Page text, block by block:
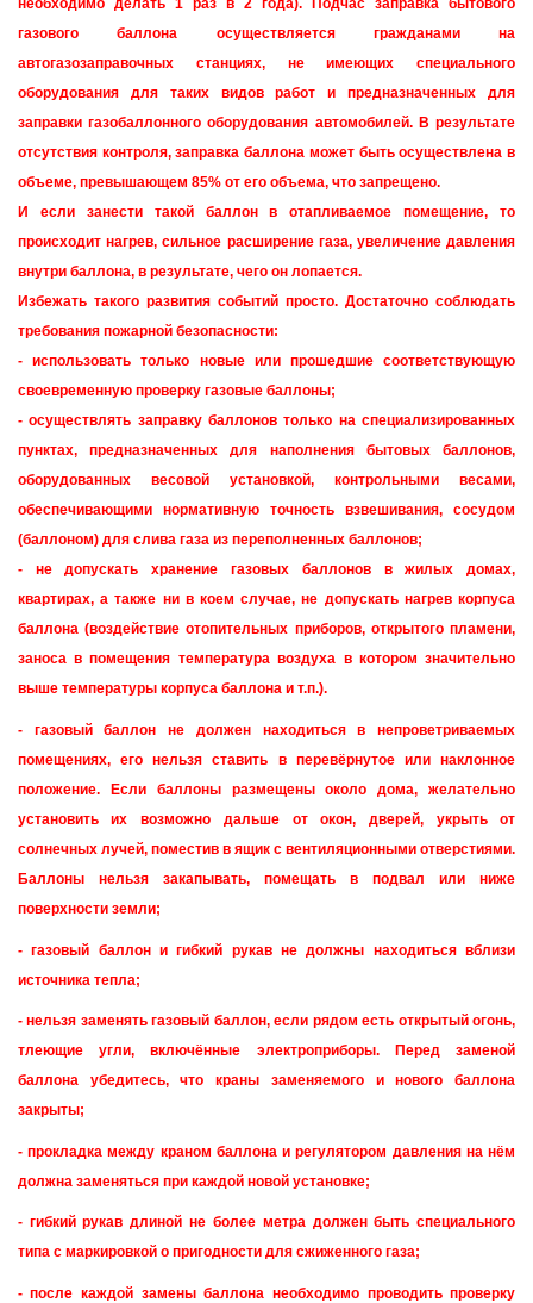
необходимо делать 1 раз в 2 года). Подчас заправка бытового
газового баллона осуществляется гражданами на
автогазозаправочных станциях, не имеющих специального
оборудования для таких видов работ и предназначенных для
заправки газобаллонного оборудования автомобилей. В результате
отсутствия контроля, заправка баллона может быть осуществлена в
объеме, превышающем 85% от его объема, что запрещено.
И если занести такой баллон в отапливаемое помещение, то
происходит нагрев, сильное расширение газа, увеличение давления
внутри баллона, в результате, чего он лопается.
Избежать такого развития событий просто. Достаточно соблюдать
требования пожарной безопасности:
- использовать только новые или прошедшие соответствующую
своевременную проверку газовые баллоны;
- осуществлять заправку баллонов только на специализированных
пунктах, предназначенных для наполнения бытовых баллонов,
оборудованных весовой установкой, контрольными весами,
обеспечивающими нормативную точность взвешивания, сосудом
(баллоном) для слива газа из переполненных баллонов;
- не допускать хранение газовых баллонов в жилых домах,
квартирах, а также ни в коем случае, не допускать нагрев корпуса
баллона (воздействие отопительных приборов, открытого пламени,
заноса в помещения температура воздуха в котором значительно
выше температуры корпуса баллона и т.п.).
- газовый баллон не должен находиться в непроветриваемых
помещениях, его нельзя ставить в перевёрнутое или наклонное
положение. Если баллоны размещены около дома, желательно
установить их возможно дальше от окон, дверей, укрыть от
солнечных лучей, поместив в ящик с вентиляционными отверстиями.
Баллоны нельзя закапывать, помещать в подвал или ниже
поверхности земли;
- газовый баллон и гибкий рукав не должны находиться вблизи
источника тепла;
- нельзя заменять газовый баллон, если рядом есть открытый огонь,
тлеющие угли, включённые электроприборы. Перед заменой
баллона убедитесь, что краны заменяемого и нового баллона
закрыты;
- прокладка между краном баллона и регулятором давления на нём
должна заменяться при каждой новой установке;
- гибкий рукав длиной не более метра должен быть специального
типа с маркировкой о пригодности для сжиженного газа;
- после каждой замены баллона необходимо проводить проверку